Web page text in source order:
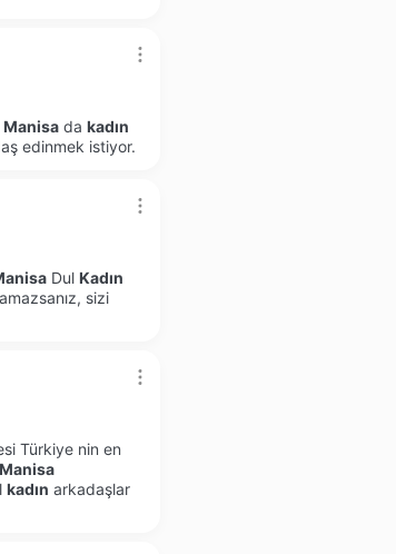
Manisa da kadın
edinmek istiyor.
Dul Kadın
sizi
Türkiye nin en
Manisa
kadın arkadaşlar